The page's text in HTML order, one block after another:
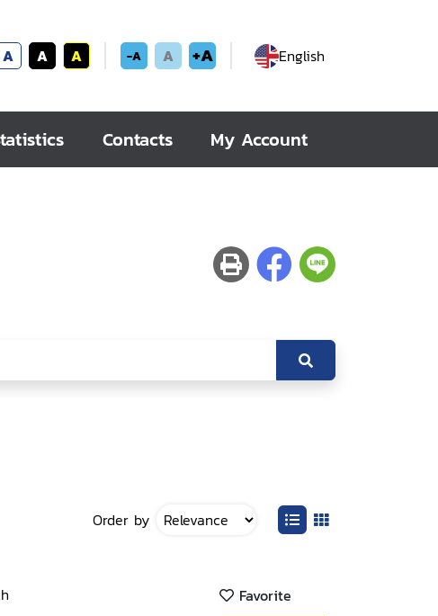
A A A -A A +A English
Contacts My Account
Order by
Favorite